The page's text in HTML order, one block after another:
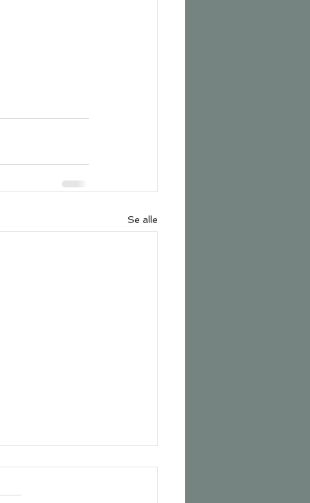
Se alle